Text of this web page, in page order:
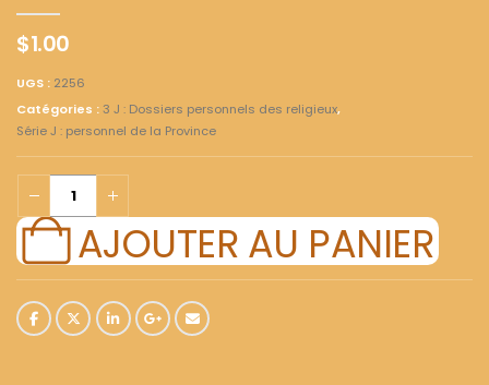
$1.00
UGS : 2256
Catégories : 3 J : Dossiers personnels des religieux,
Série J : personnel de la Province
AJOUTER AU PANIER